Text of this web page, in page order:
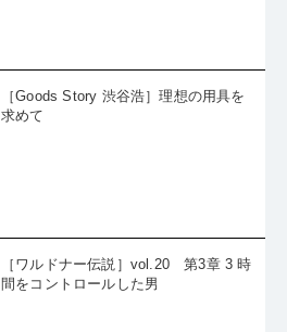
［Goods Story 渋谷浩］理想の用具を
求めて
［ワルドナー伝説］vol.20 第3章 3 時
間をコントロールした男